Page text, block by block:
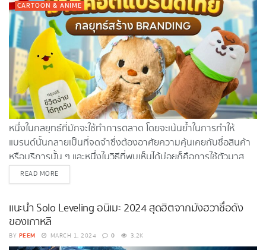
CARTOON & ANIME
หนึ่งในกลยุทธ์ที่มักจะใช้ทำการตลาด โดยจะเน้นย้ำในการทำให้
แบรนด์นั้นกลายเป็นที่จดจำซึ่งต้องอาศัยความคุ้นเคยกับชื่อสินค้า
หรือบริการนั้น ๆ และหนึ่งในวิธีที่พบเห็นได้บ่อยก็คือการใช้ตัวมาส
คอตเป็นสัญลักษณ์ตัวแทนของแบรนด์ในการสื่อสารกับลูกค้าอย่าง
เช่น KFC กับรูปผู้พันแซนเดอร์ที่เมื่อเห็นก็ทำให้คิดถึง KFC และในไทย
เองก็มีหลายแบรนด์ได้นำมามาสคอตมาใช้สื่อสารซึ่งจะมีมาสคอต
แบรนด์ไหนบ้างที่น่าสนใจ ไปดูกันเลย cr. freepik.com รู้จักมาสคอต
แบรนด์ไทย ตัวละคร หรือสัญลักษณ์ที่ช่วยสร้างความโดดเด่นให้
แบรนด์ มาสคอต (Mascot) ตัวละคร...
READ MOREDETAILS
แนะนำ Solo Leveling อนิเมะ 2024 สุดฮิตจากมังฮวาชื่อดัง
ของเกาหลี
BY PEEM MARCH 1, 2024 0 3.2K